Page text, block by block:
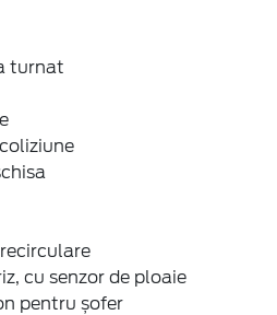
turnat
cu senzor de ploaie
pentru șofer